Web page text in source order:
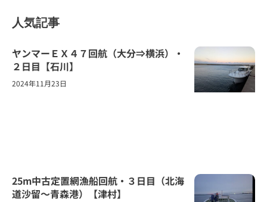
人気記事
ヤンマーＥＸ４７回航（大分⇒横浜）・
２日目【石川】
2024年11月23日
25m中古定置網漁船回航・３日目（北海
道沙留～青森港）【津村】